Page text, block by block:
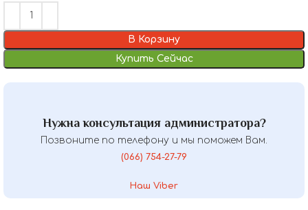
В Корзину
Купить Сейчас
Нужна консультация администратора?
Позвоните по телефону и мы поможем Вам.
(066) 754-27-79
Наш Viber